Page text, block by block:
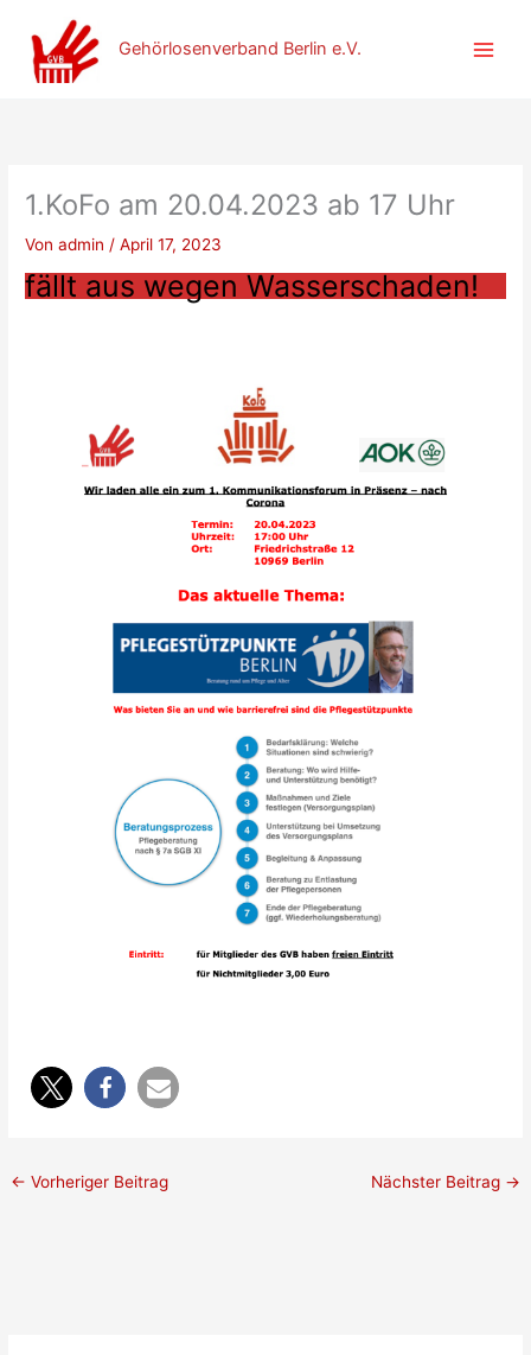
Inhalt
springen
Gehörlosenverband Berlin e.V.
1.KoFo am 20.04.2023 ab 17 Uhr
Vonadmin/April 17, 2023
fällt aus wegen Wasserschaden!
← Vorheriger Beitrag Nächster Beitrag →